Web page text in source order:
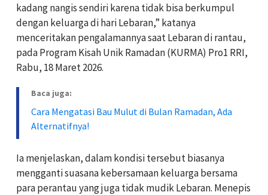
kadang nangis sendiri karena tidak bisa berkumpul
dengan keluarga di hari Lebaran,” katanya
menceritakan pengalamannya saat Lebaran di rantau,
pada Program Kisah Unik Ramadan (KURMA) Pro1 RRI,
Rabu, 18 Maret 2026.
Baca juga:
Cara Mengatasi Bau Mulut di Bulan Ramadan, Ada
Alternatifnya!
Ia menjelaskan, dalam kondisi tersebut biasanya
mengganti suasana kebersamaan keluarga bersama
para perantau yang juga tidak mudik Lebaran. Menepis